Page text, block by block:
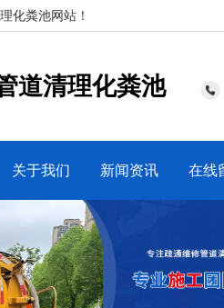
化粪池网站！
道清理化粪池
关于我们 新闻资讯 在线